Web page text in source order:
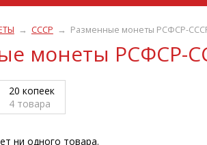
→ СССР → Разменные монеты РСФСР-СССР
монеты РСФСР-
20 копеек
4 товара
ни одного товара.